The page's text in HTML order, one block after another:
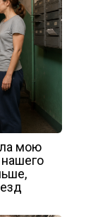
мою
нашего